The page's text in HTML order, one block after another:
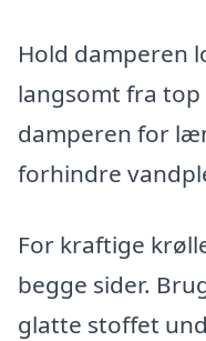
Hold damperen
langsomt fra
damperen for
forhindre
For kraftige
begge sider.
glatte stoffet